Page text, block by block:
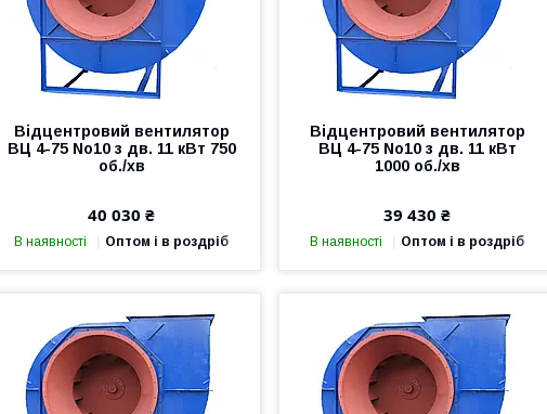
Відцентровий вентилятор
ВЦ 4-75 No10 з дв. 11 кВт 750
об./хв
40 030 ₴
В наявності Оптом і в роздріб
Відцентровий вентилятор
ВЦ 4-75 No10 з дв. 11 кВт
1000 об./хв
39 430 ₴
В наявності Оптом і в роздріб